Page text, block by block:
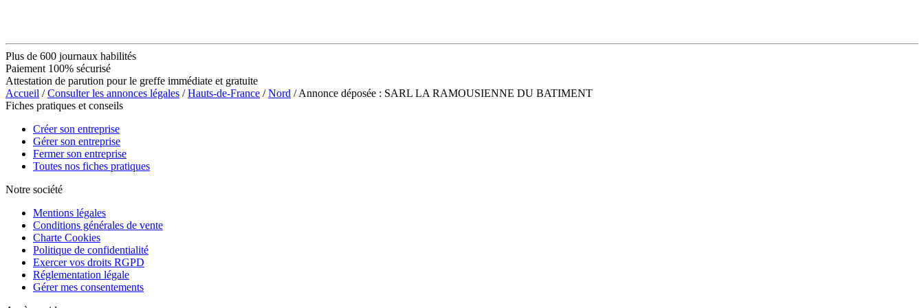
Plus de 600 journaux habilités
Paiement 100% sécurisé
Attestation de parution pour le greffe immédiate et gratuite
Accueil /Consulter les annonces légales /Hauts-de-France /Nord / Annonce déposée : SARL LA RAMOUSIENNE DU BATIMENT
Fiches pratiques et conseils
Créer son entreprise
Gérer son entreprise
Fermer son entreprise
Toutes nos fiches pratiques
Notre société
Mentions légales
Conditions générales de vente
Charte Cookies
Politique de confidentialité
Exercer vos droits RGPD
Réglementation légale
Gérer mes consentements